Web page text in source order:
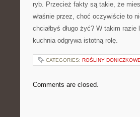
ryb. Przecież fakty są takie, że
właśnie przez, choć oczywiście to
chciałbyś długo żyć? W takim
kuchnia odgrywa istotną rolę.
CATEGORIES: ROŚLINY DONICZKOWE
Comments are closed.